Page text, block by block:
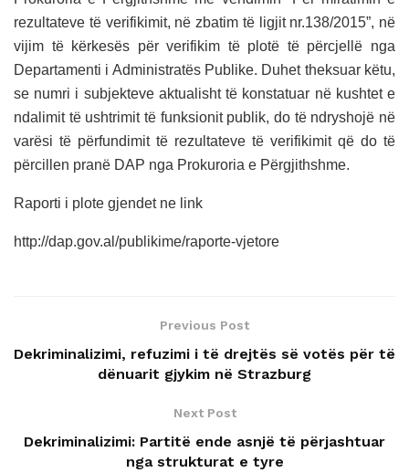
rezultateve të verifikimit, në zbatim të ligjit nr.138/2015”, në
vijim të kërkesës për verifikim të plotë të përcjellë nga
Departamenti i Administratës Publike. Duhet theksuar këtu,
se numri i subjekteve aktualisht të konstatuar në kushtet e
ndalimit të ushtrimit të funksionit publik, do të ndryshojë në
varësi të përfundimit të rezultateve të verifikimit që do të
përcillen pranë DAP nga Prokuroria e Përgjithshme.
Raporti i plote gjendet ne link
http://dap.gov.al/publikime/raporte-vjetore
Previous Post
Dekriminalizimi, refuzimi i të drejtës së votës për të
dënuarit gjykim në Strazburg
Next Post
Dekriminalizimi: Partitë ende asnjë të përjashtuar
nga strukturat e tyre